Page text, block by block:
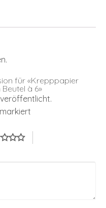
für «Krepppapier
à 6»
markiert